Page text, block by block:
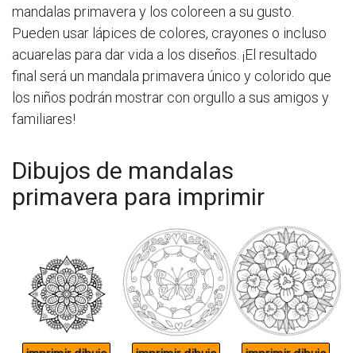
mandalas primavera y los coloreen a su gusto.
Pueden usar lápices de colores, crayones o incluso
acuarelas para dar vida a los diseños. ¡El resultado
final será un mandala primavera único y colorido que
los niños podrán mostrar con orgullo a sus amigos y
familiares!
Dibujos de mandalas
primavera para imprimir